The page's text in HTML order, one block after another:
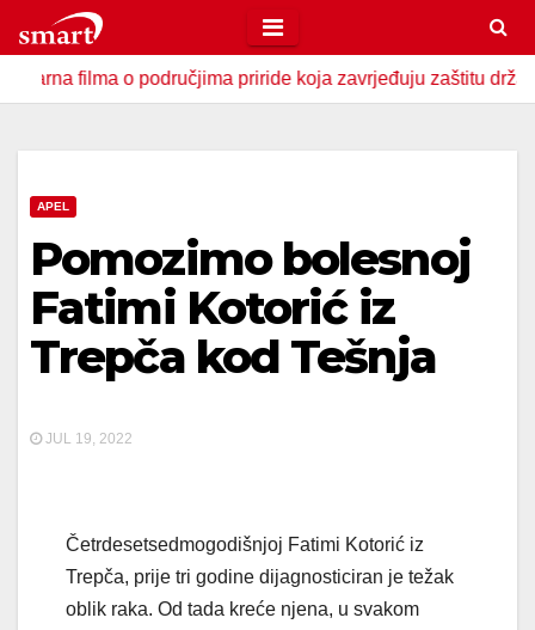
to
contento područjima priride koja zavrjeđuju zaštitu države
APEL
Pomozimo bolesnoj
Fatimi Kotorić iz
Trepča kod Tešnja
JUL 19, 2022
Četrdesetsedmogodišnjoj Fatimi Kotorić iz
Trepča, prije tri godine dijagnosticiran je težak
oblik raka. Od tada kreće njena, u svakom